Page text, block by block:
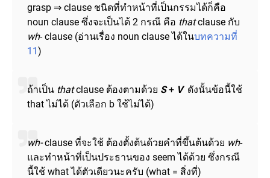
grasp ⇒ clause ชนิดที่ทำหน้าที่เป็นกรรมได้ก็คือ
noun clause ซึ่งจะเป็นได้ 2 กรณี คือ thatclause กับ
wh- clause (อ่านเรื่อง noun clause ได้ในบทความที่
11)
ถ้าเป็น thatclause ต้องตามด้วย S+ Vดังนั้นข้อนี้ใช้
that ไม่ได้ (ตัวเลือก b ใช้ไม่ได้)
wh-clause ที่จะใช้ ต้องตั้งต้นด้วยคำที่ขึ้นต้นด้วย wh-
และทำหน้าที่เป็นประธานของ seem ได้ด้วย ซึ่งกรณี
นี้ใช้ what ได้ตัวเดียวนะครับ (what = สิ่งที่)